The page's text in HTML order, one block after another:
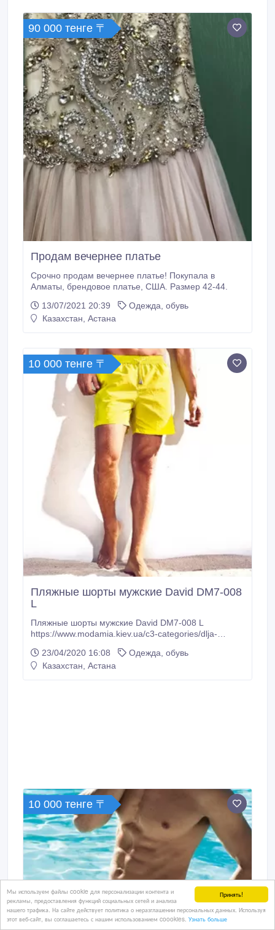
Принять!
Мы используем файлы cookie для персонализации контента и
рекламы, предоставления функций социальных сетей и анализа
нашего трафика. На сайте действует политика о неразглашении персональных данных. Используя
этот веб-сайт, вы соглашаетесь с нашим использованием coookies. Узнать больше
90 000 тенге 〒
Продам вечернее платье
Срочно продам вечернее платье! Покупала в
Алматы, брендовое платье, США. Размер 42-44.
13/07/2021 20:39
Одежда, обувь
Казахстан, Астана
10 000 тенге 〒
Пляжные шорты мужские David DM7-008
L
Пляжные шорты мужские David DM7-008 L
https://www.modamia.kiev.ua/c3-categories/dlja-
23/04/2020 16:08
Одежда, обувь
Казахстан, Астана
10 000 тенге 〒